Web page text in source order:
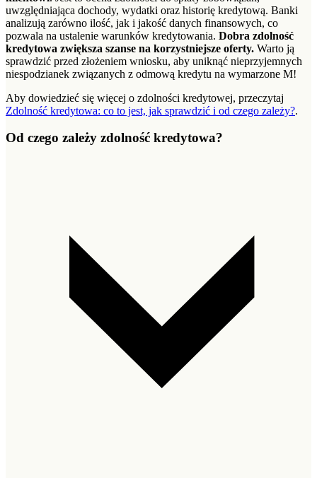
uwzględniająca dochody, wydatki oraz historię kredytową. Banki
analizują zarówno ilość, jak i jakość danych finansowych, co
pozwala na ustalenie warunków kredytowania. Dobra zdolność
kredytowa zwiększa szanse na korzystniejsze oferty. Warto ją
sprawdzić przed złożeniem wniosku, aby uniknąć nieprzyjemnych
niespodzianek związanych z odmową kredytu na wymarzone M!
Aby dowiedzieć się więcej o zdolności kredytowej, przeczytaj
Zdolność kredytowa: co to jest, jak sprawdzić i od czego zależy?.
Od czego zależy zdolność kredytowa?